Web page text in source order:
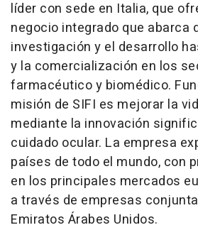
líder con sede en Italia, que
negocio integrado que abarca
investigación y el desarrollo
y la comercialización en los
farmacéutico y biomédico.
misión de SIFI es mejorar la
mediante la innovación
cuidado ocular. La empresa
países de todo el mundo, con
en los principales mercados
a través de empresas
Emiratos Árabes Unidos.